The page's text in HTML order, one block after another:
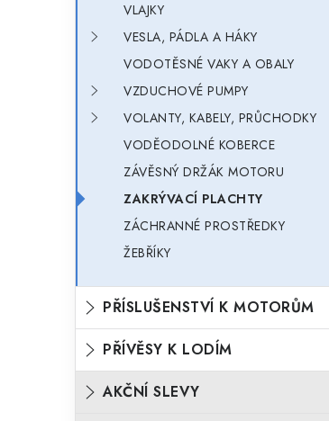
VLAJKY
VESLA, PÁDLA A HÁKY
VODOTĚSNÉ VAKY A OBALY
VZDUCHOVÉ PUMPY
VOLANTY, KABELY, PRŮCHODKY
VODĚODOLNÉ KOBERCE
ZÁVĚSNÝ DRŽÁK MOTORU
ZAKRÝVACÍ PLACHTY
ZÁCHRANNÉ PROSTŘEDKY
ŽEBŘÍKY
PŘÍSLUŠENSTVÍ K MOTORŮM
PŘÍVĚSY K LODÍM
AKČNÍ SLEVY